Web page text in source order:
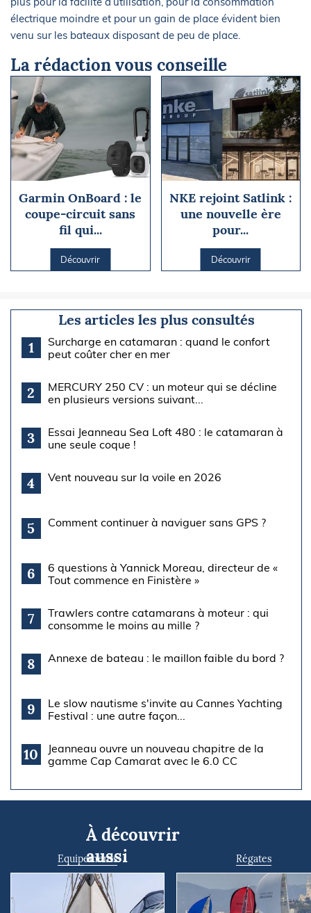
électrique moindre et pour un gain de place évident bien
venu sur les bateaux disposant de peu de place.
La rédaction vous conseille
Garmin OnBoard : le
coupe-circuit sans
fil qui...
Découvrir
NKE rejoint Satlink :
une nouvelle ère
pour...
Découvrir
Les articles les plus consultés
1
Surcharge en catamaran : quand le confort
peut coûter cher en mer
2
MERCURY 250 CV : un moteur qui se décline
en plusieurs versions suivant...
3
Essai Jeanneau Sea Loft 480 : le catamaran à
une seule coque !
4 Vent nouveau sur la voile en 2026
5 Comment continuer à naviguer sans GPS ?
6
6 questions à Yannick Moreau, directeur de «
Tout commence en Finistère »
7
Trawlers contre catamarans à moteur : qui
consomme le moins au mille ?
8 Annexe de bateau : le maillon faible du bord ?
9
Le slow nautisme s'invite au Cannes Yachting
Festival : une autre façon...
10
Jeanneau ouvre un nouveau chapitre de la
gamme Cap Camarat avec le 6.0 CC
À découvrir
aussi
Equipements Régates